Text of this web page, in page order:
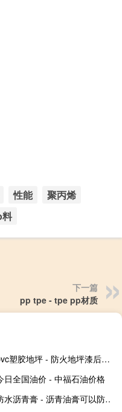
性能
聚丙烯
下一篇
pp tpe - tpe pp材质
pvc塑胶地坪 - 防火地坪漆后铺pvc塑胶地面
日全国油价 - 中福石油价格
防水沥青膏 - 沥青油膏可以防水吗